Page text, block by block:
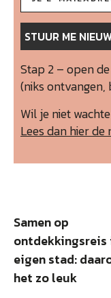
Stap 2 – open
(niks
Wil je niet
Lees dan hier
Samen op
ontdekkingsreis
eigen stad:
het zo leuk